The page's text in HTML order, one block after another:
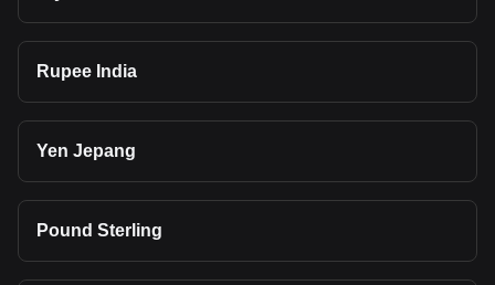
Rupee India
Yen Jepang
Pound Sterling